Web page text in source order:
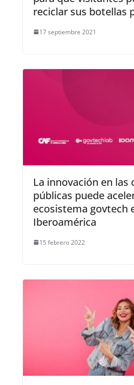
reciclar sus botellas
17 septiembre 2021
La innovación en las
públicas puede
ecosistema govtech
Iberoamérica
15 febrero 2022